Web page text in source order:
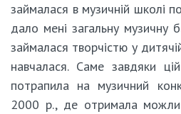
займалася в музичній школі
дало мені загальну музичну
займалася творчістю у
навчалася. Саме завдяки
потрапила на музичний
2000 р., де отримала